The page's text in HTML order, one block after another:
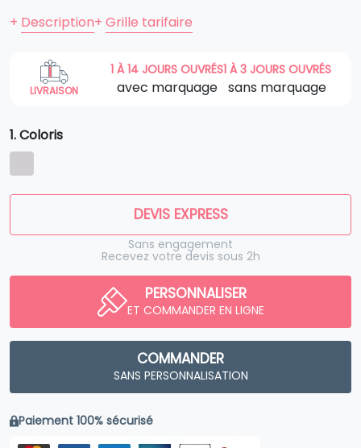
+ Description+ Grille tarifaire
LIVRAISON
1 À 14 JOURS OUVRÉS
avec marquage
1 À 3 JOURS OUVRÉS
sans marquage
1. Coloris
DEVIS EXPRESS
Sans engagement
Recevez votre devis sous 2h
PERSONNALISER
ET COMMANDER EN LIGNE
COMMANDER
SANS PERSONNALISATION
Paiement 100% sécurisé